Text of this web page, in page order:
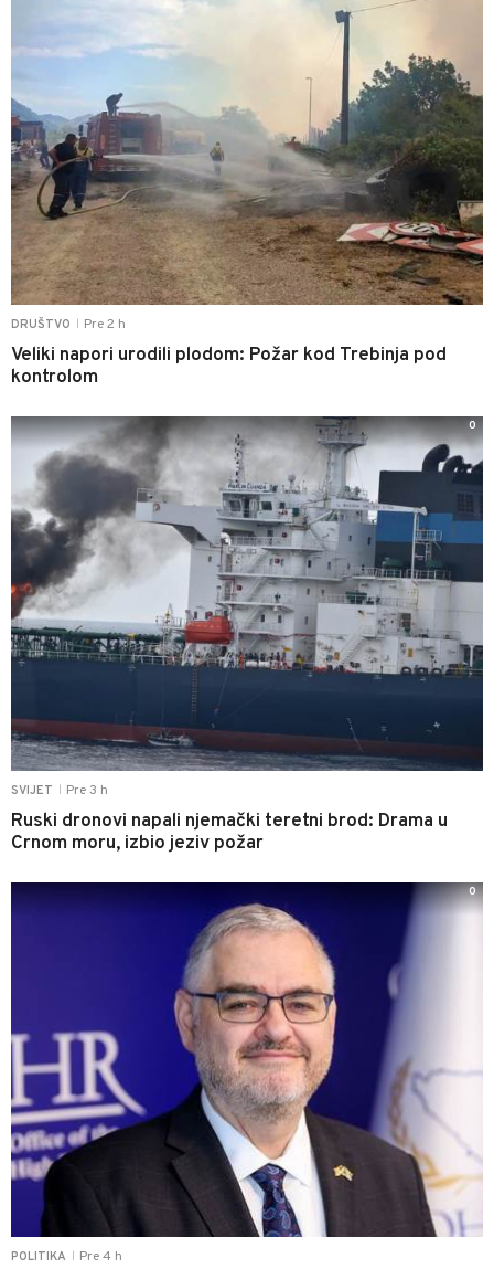
DRUŠTVO Pre 2 h
Veliki napori urodili plodom: Požar kod Trebinja pod
kontrolom
SVIJET Pre 3 h
Ruski dronovi napali njemački teretni brod: Drama u
Crnom moru, izbio jeziv požar
0
POLITIKA Pre 4 h
0